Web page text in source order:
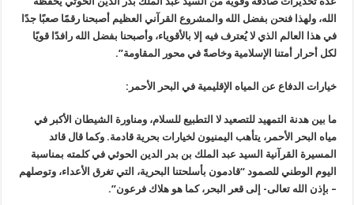
الله، ولهذا فنحن بفضل الله والمشروع القرآني العظيم أصبحنا رقمًا صعبًا جدًا
في هذا العالم الذي لا يُعترف فيه إلا بالأقوياء، وأصبحنا بفضل الله رافدًا قويًا
لكل أحرار أمتنا الإسلامية وخاصةً في محور المقاومة”.
خيارات الدفاع عن المياه الإقليمية في البحر الأحمر:
ما بين هدنة التمهيد للتصعيد لا التطبيع للسلام، ومناورة الشيطان الأكبر في
مياه البحر الأحمر، يتأهب اليمنيون لخيارات بحرية قادمة. وكما قال قائد
المسيرة القرآنية السيد عبد الملك بن بدر الدين الحوثي في كلمته بمناسبة
اليوم الوطني للصمود “قادمون بأسلحتنا البحرية، التي تغرق الأعداء، وتوصلهم
– بإذن الله تعالى- إلى قعر البحر، كما هو هلاك فرعون”.